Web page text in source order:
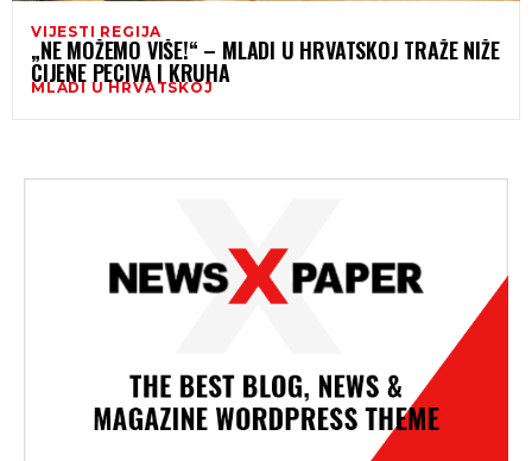
VIJESTI REGIJA
„NE MOŽEMO VIŠE!“ – MLADI U HRVATSKOJ TRAŽE NIŽE
CIJENE PECIVA I KRUHA
MLADI U HRVATSKOJ